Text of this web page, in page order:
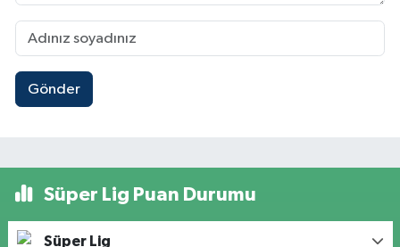
Gönder
Süper Lig Puan Durumu
Süper Lig